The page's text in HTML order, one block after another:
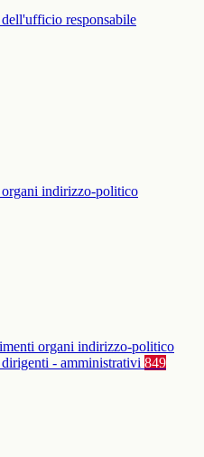
responsabile
indirizzo-politico
organi indirizzo-politico
- amministrativi 849